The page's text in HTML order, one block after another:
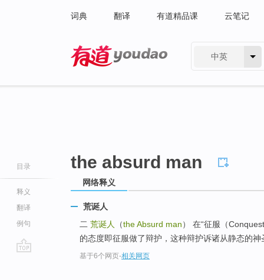
词典 翻译 有道精品课 云笔记
中英
目录
释义
翻译
例句
the absurd man
网络释义
荒诞人
二 荒诞人 （the Absurd man） 在“征服（
的态度即征服做了辩护，这种辩护诉诸从静态的
基于6个网页-相关网页